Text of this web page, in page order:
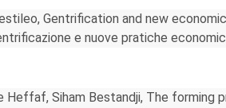
Gentrification and new
e nuove pratiche
Heffaf, Siham Bestandji, The